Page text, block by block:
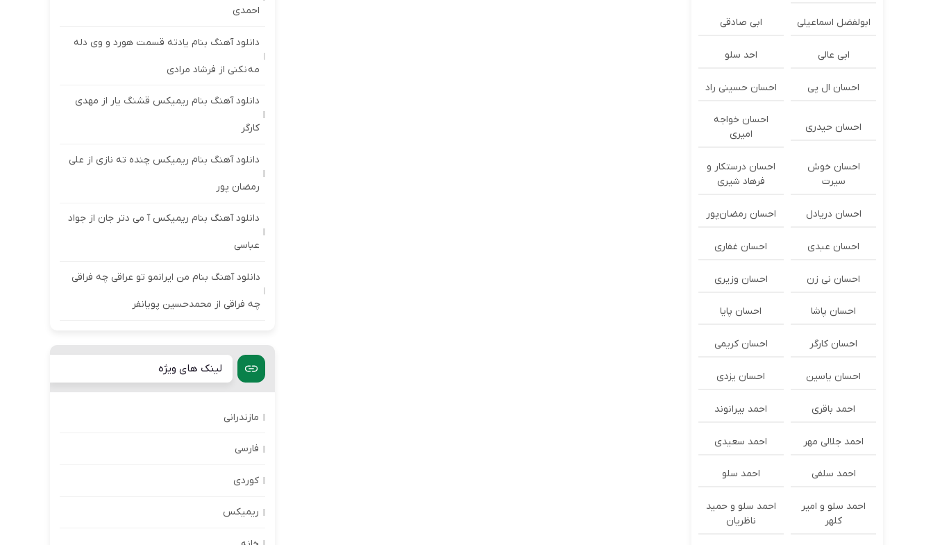
ابولفضل اسماعیلی ابی صادقی
ابی عالی احد سلو
احسان ال پی احسان حسینی راد
احسان حیدری
احسان خواجه
امیری
احسان خوش
سیرت
احسان درستكار و
فرهاد شيرى
احسان دریادل احسان رمضان‌پور
احسان عبدی احسان غفاری
احسان نی زن احسان وزیری
احسان پاشا احسان پایا
احسان کارگر احسان کریمی
احسان یاسین احسان یزدی
احمد باقری احمد بیرانوند
احمد جلالی مهر احمد سعیدی
احمد سلفی احمد سلو
احمد سلو و امیر
کلهر
احمد سلو و حمید
ناظریان
احمدی
دانلود آهنگ بنام یادته قسمت هورد و وی دله
مه نکنی از فرشاد مرادی
دانلود آهنگ بنام ریمیکس قشنگ یار از مهدی
کارگر
دانلود آهنگ بنام ریمیکس چنده ته نازی از علی
رمضان پور
دانلود آهنگ بنام ریمیکس آ می دتر جان از جواد
عباسی
دانلود آهنگ بنام من ایرانمو تو عراقی چه فراقی
چه فراقی از محمدحسین پویانفر
لینک های ویژه
مازندرانی
فارسی
کوردی
ریمیکس